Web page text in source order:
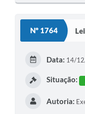
Nº 1764
Data: 14/
Situação:
Autoria: